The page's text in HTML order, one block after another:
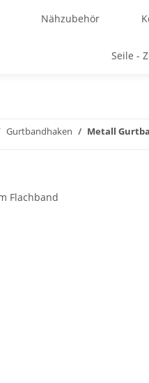
Nähzubehör
Seile -
Gurtbandhaken Metall